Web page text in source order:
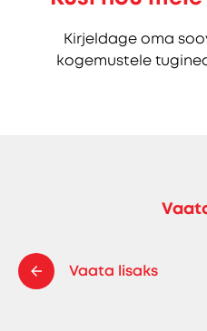
Kirjeldage oma
kogemustele
Vaata lisaks